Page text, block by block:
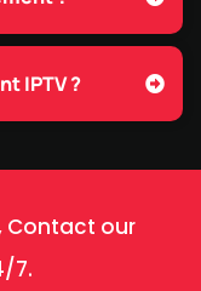
IPTV ?
Contact our
7.